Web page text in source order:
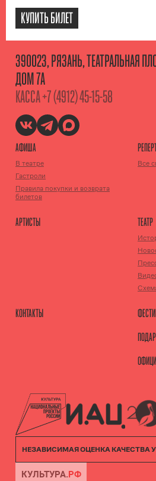
КУПИТЬ БИЛЕТ
390023, РЯЗАНЬ, ТЕАТРАЛЬНАЯ
ДОМ 7А
КАССА+7 (4912) 45-15-58
АФИША
В театре
Гастроли
Правила покупки и возврата
билетов
Все
АРТИСТЫ ТЕАТР
КОНТАКТЫ
НЕЗАВИСИМАЯ ОЦЕНКА КАЧЕСТВА